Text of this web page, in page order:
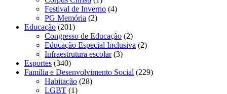
Festival de Inverno (4)
PG Memória (2)
Educação (201)
Congresso de Educação (2)
Educação Especial Inclusiva (2)
Infraestrutura escolar(3)
Esportes (340)
Família e Desenvolvimento Social (229)
Habitação (28)
LGBT (1)